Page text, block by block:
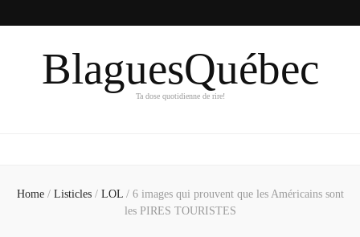
BlaguesQuébec
Ta dose quotidienne de rire!
Home / Listicles / LOL / 6 images qui prouvent que les Américains sont
les PIRES TOURISTES